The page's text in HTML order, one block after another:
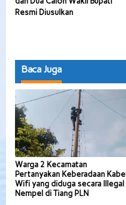
Resmi Diusulkan
Baca Juga
Warga 2 Kecamatan
Pertanyakan Keberadaan Kabel
Wifi yang diduga secara Illegal
Nempel di Tiang PLN